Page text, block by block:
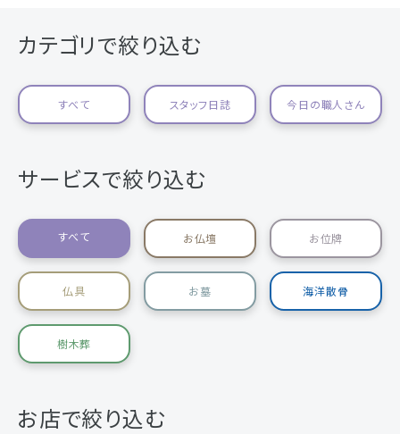
カテゴリで絞り込む
すべて スタッフ日誌 今日の職人さん
サービスで絞り込む
すべて お仏壇 お位牌
仏具 お墓 海洋散骨
樹木葬
お店で絞り込む